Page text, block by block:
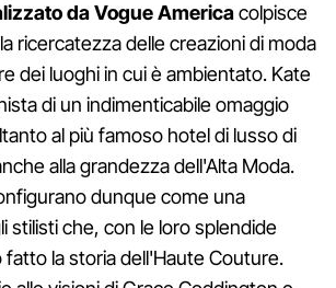
da Vogue Americacolpisce
ricercatezza delle creazioni di moda
dei luoghi in cui è ambientato. Kate
di un indimenticabile omaggio
al più famoso hotel di lusso di
alla grandezza dell'Alta Moda.
dunque come una
stilisti che, con le loro splendide
fatto la storia dell'Haute Couture.